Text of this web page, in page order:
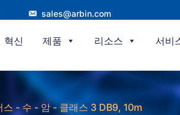
sales@arbin.com
혁신 제품 리소스 서비
- 수 - 암 - 클래스 3 DB9, 10m